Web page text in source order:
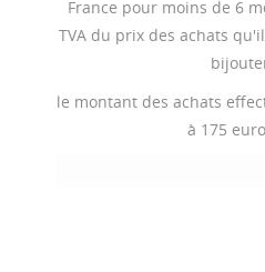
France pour moins de 6
TVA du prix des achats
le montant des achats
à 175